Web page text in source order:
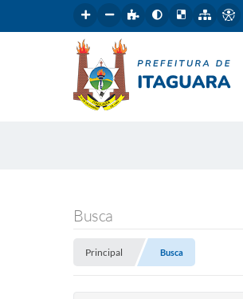
Busca
Principal Busca